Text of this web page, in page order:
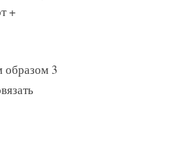
+
образом 3